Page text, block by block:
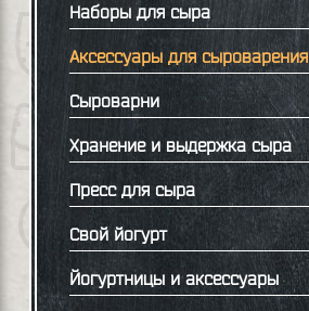
Наборы для сыра
Аксессуары для сыроварения
Сыроварни
Хранение и выдержка сыра
Пресс для сыра
Свой йогурт
Йогуртницы и аксессуары